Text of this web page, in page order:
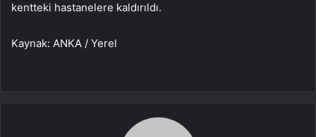
kentteki hastanelere kaldırıldı.
Kaynak: ANKA / Yerel